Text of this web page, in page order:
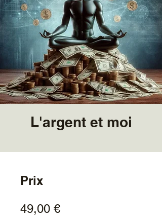
L'argent et moi
Prix
49,00 €